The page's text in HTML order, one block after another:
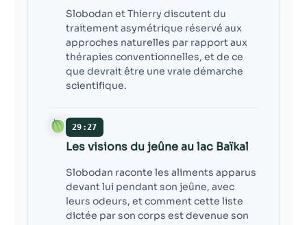
Slobodan et Thierry discutent du
traitement asymétrique réservé aux
approches naturelles par rapport aux
thérapies conventionnelles, et de ce
que devrait être une vraie démarche
scientifique.
29:27
Les visions du jeûne au lac Baïkal
Slobodan raconte les aliments apparus
devant lui pendant son jeûne, avec
leurs odeurs, et comment cette liste
dictée par son corps est devenue son